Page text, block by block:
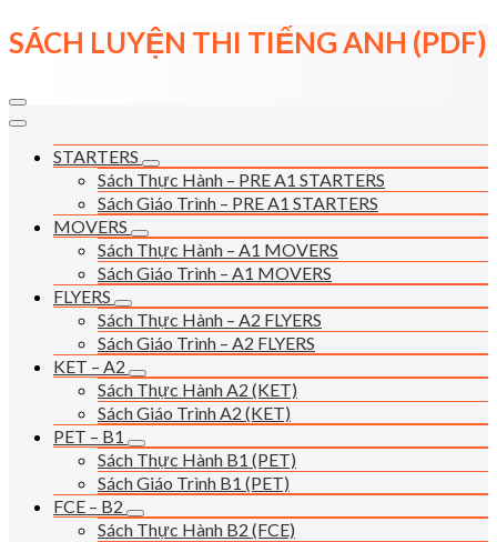
Skip
to
SÁCH LUYỆN THI TIẾNG ANH (PDF)
STARTERS
Sách Thực Hành – PRE A1 STARTERS
Sách Giáo Trình – PRE A1 STARTERS
MOVERS
Sách Thực Hành – A1 MOVERS
Sách Giáo Trình – A1 MOVERS
FLYERS
Sách Thực Hành – A2 FLYERS
Sách Giáo Trình – A2 FLYERS
KET – A2
Sách Thực Hành A2 (KET)
Sách Giáo Trình A2 (KET)
PET – B1
Sách Thực Hành B1 (PET)
Sách Giáo Trình B1 (PET)
FCE – B2
Sách Thực Hành B2 (FCE)